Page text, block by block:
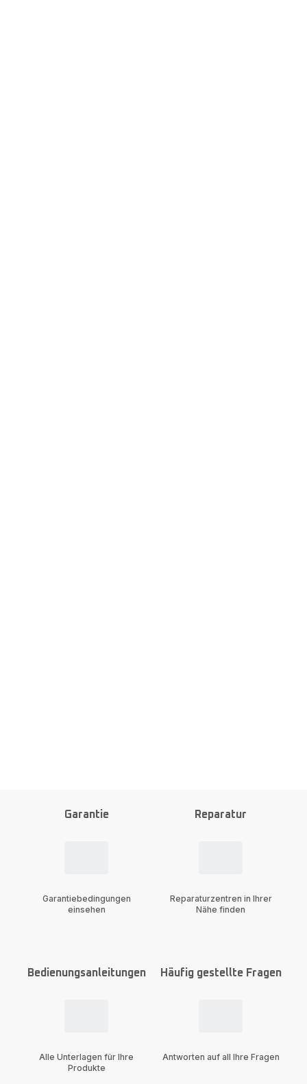
Garantie
Garantiebedingungen
einsehen​
Reparatur
Reparaturzentren in Ihrer
Nähe finden
Bedienungsanleitungen
Alle Unterlagen für Ihre
Produkte
Häufig gestellte Fragen
Antworten auf all Ihre Fragen